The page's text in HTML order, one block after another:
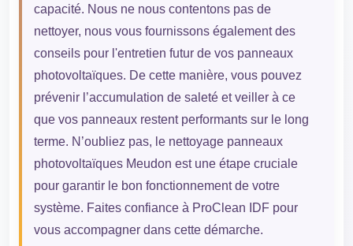
capacité. Nous ne nous contentons pas de
nettoyer, nous vous fournissons également des
conseils pour l'entretien futur de vos panneaux
photovoltaïques. De cette manière, vous pouvez
prévenir l’accumulation de saleté et veiller à ce
que vos panneaux restent performants sur le long
terme. N’oubliez pas, le nettoyage panneaux
photovoltaïques Meudon est une étape cruciale
pour garantir le bon fonctionnement de votre
système. Faites confiance à ProClean IDF pour
vous accompagner dans cette démarche.